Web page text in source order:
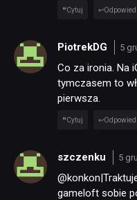
Cytuj
PiotrekDG 5
Co za ironia. Na
tymczasem to
pierwsza.
Cytuj
szczenku 5
gameloft sobie